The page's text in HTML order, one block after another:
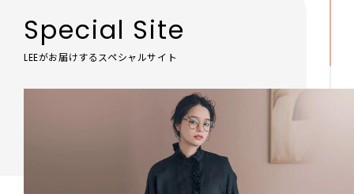
Special Site
LEEがお届けするスペシャルサイト